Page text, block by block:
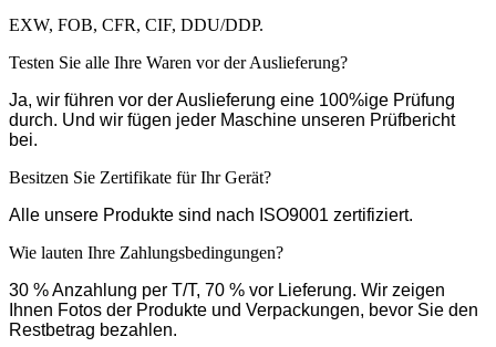
EXW, FOB, CFR, CIF, DDU/DDP.
Testen Sie alle Ihre Waren vor der Auslieferung?
Ja, wir führen vor der Auslieferung eine 100%ige Prüfung
durch. Und wir fügen jeder Maschine unseren Prüfbericht
bei.
Besitzen Sie Zertifikate für Ihr Gerät?
Alle unsere Produkte sind nach ISO9001 zertifiziert.
Wie lauten Ihre Zahlungsbedingungen?
30 % Anzahlung per T/T, 70 % vor Lieferung. Wir zeigen
Ihnen Fotos der Produkte und Verpackungen, bevor Sie den
Restbetrag bezahlen.